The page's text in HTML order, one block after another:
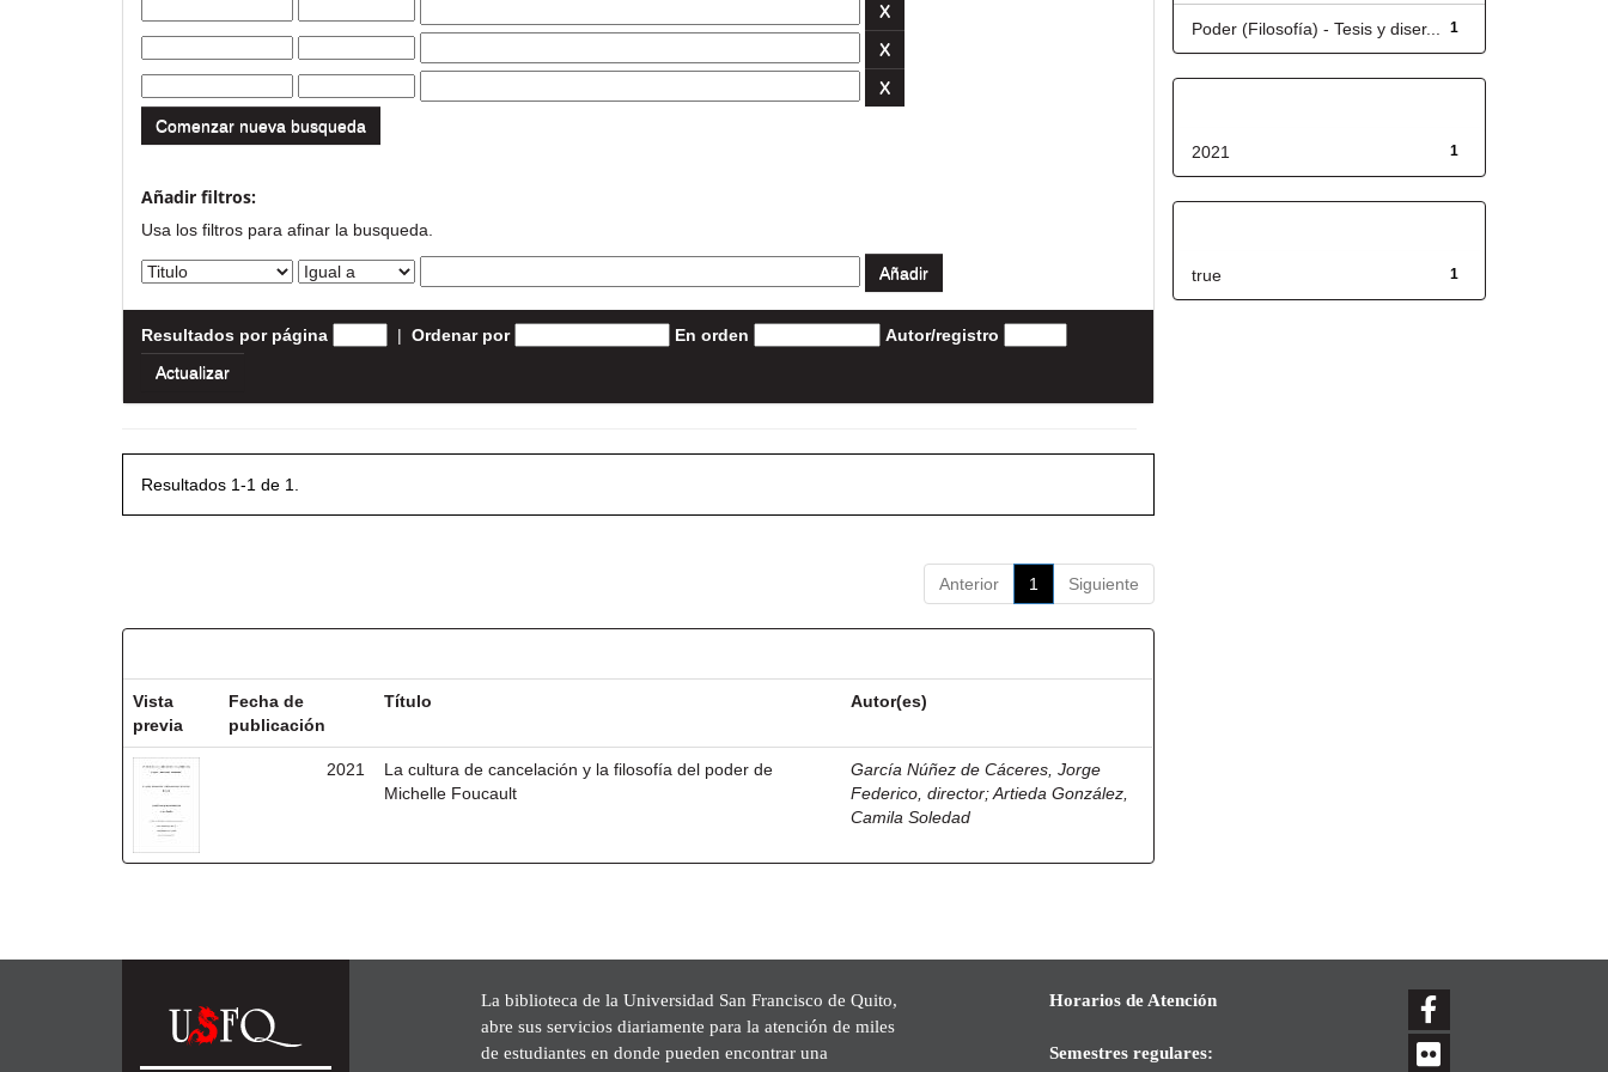
Comenzar nueva busqueda
Añadir filtros:
Usa los filtros para afinar la busqueda.
Resultados por página | Ordenar por En orden Autor/registro
Resultados 1-1 de 1.
Anterior 1 Siguiente
Vista
previa
Fecha de
publicación
Título Autor(es)
2021
La cultura de cancelación y la filosofía del poder de
Michelle Foucault
García Núñez de Cáceres, Jorge
Federico, director;Artieda González,
Camila Soledad
1
Poder (Filosofía) - Tesis y diser...
1
2021
1
true
La biblioteca de la Universidad San Francisco de Quito,
abre sus servicios diariamente para la atención de miles
de estudiantes en donde pueden encontrar una
Horarios de Atención
Semestres regulares: